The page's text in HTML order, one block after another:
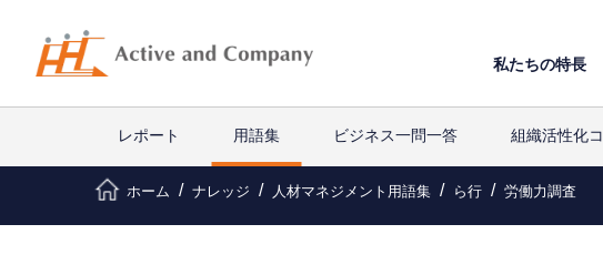
私たちの特⻑
レポート 用語集 ビジネス一問一答 組織活性化
ホーム ナレッジ 人材マネジメント用語集 ら行 労働力調査